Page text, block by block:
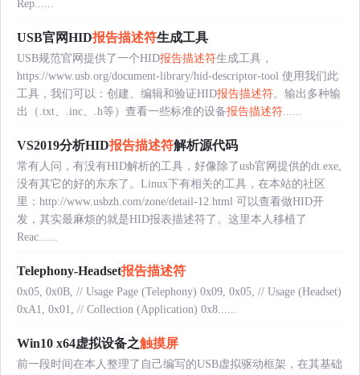
Rep......
USB官网HID报告描述符生成工具
USB规范官网提供了一个HID报告描述符生成工具，
https://www.usb.org/document-library/hid-descriptor-tool 使用我们此
工具，我们可以：创建、编辑和验证HID报告描述符。输出多种输
出（.txt、.inc、.h等）查看一些标准的设备报告描述符......
VS2019分析HID报告描述符解析源代码
常有人问，有没有HID解析的工具，好像除了usb官网提供的dt.exe,
没有其它的好的东东了。Linux下有相关的工具，在本站的社区
里：http://www.usbzh.com/zone/detail-12.html 可以查看做HID开
发，其实最麻烦的就是HID报表描述符了。这里本人移植了
Reac......
Telephony-Headset报告描述符
0x05, 0x0B, // Usage Page (Telephony) 0x09, 0x05, // Usage (Headset)
0xA1, 0x01, // Collection (Application) 0x8......
Win10 x64虚拟设备之触摸屏
前一段时间在本人整理了自己编写的USB虚拟驱动框架，在其基础